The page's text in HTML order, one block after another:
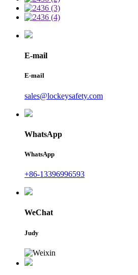
E-mail
E-mail
sales@lockeysafety.com
WhatsApp
WhatsApp
+86-13396996593
WeChat
Judy